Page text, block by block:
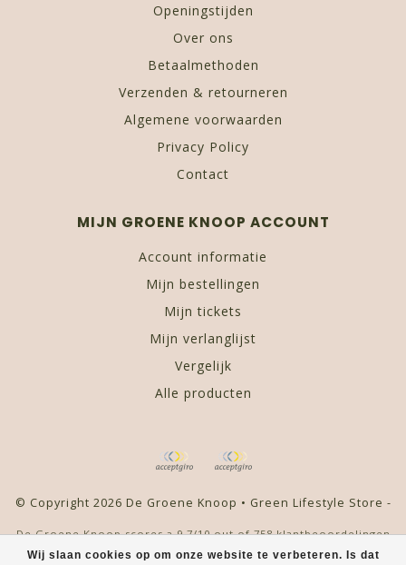
Wij slaan cookies op om onze website te verbeteren. Is dat
Openingstijden
Over ons
Betaalmethoden
Verzenden & retourneren
Algemene voorwaarden
Privacy Policy
Contact
MIJN GROENE KNOOP ACCOUNT
Account informatie
Mijn bestellingen
Mijn tickets
Mijn verlanglijst
Vergelijk
Alle producten
© Copyright 2026 De Groene Knoop • Green Lifestyle Store -
De Groene Knoop scores a 9,7/10out of758klantbeoordelingen
Kiyoh